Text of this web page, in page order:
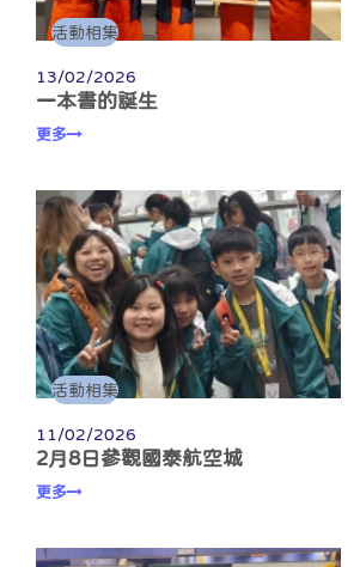
活動相集
13/02/2026
一本書的誕生
更多
活動相集
11/02/2026
2月8日參觀國泰航空城
更多